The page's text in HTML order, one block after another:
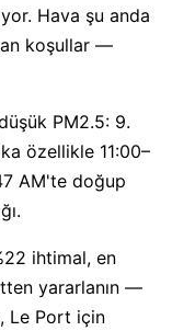
Hava şu anda
koşullar —
PM2.5: 9.
özellikle 11:00–
AM'te doğup
ihtimal, en
yararlanın —
Le Port için